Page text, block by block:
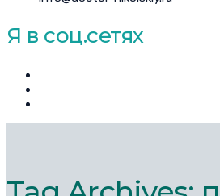
Я в соц.сетях